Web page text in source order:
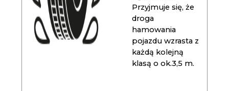
Przyjmuje się, że
droga
hamowania
pojazdu wzrasta z
każdą kolejną
klasą o ok.3,5 m.